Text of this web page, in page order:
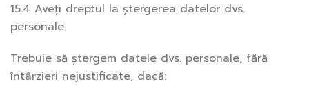
15.4 Aveți dreptul la ștergerea datelor dvs.
personale.
Trebuie să ștergem datele dvs. personale, fără
întârzieri nejustificate, dacă: